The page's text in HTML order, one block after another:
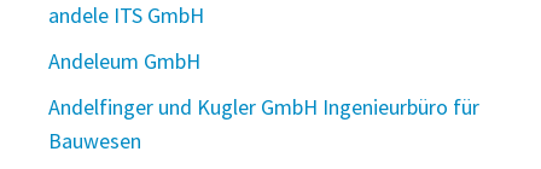
andele ITS GmbH
Andeleum GmbH
Andelfinger und Kugler GmbH Ingenieurbüro für
Bauwesen